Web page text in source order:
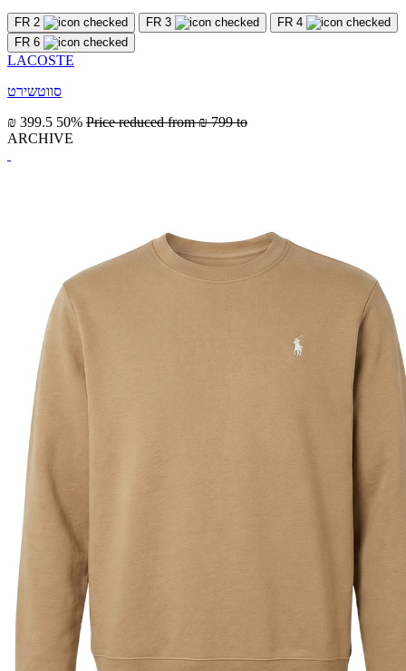
FR 2 FR 3
FR 4
FR 6
LACOSTE
סווטשירט
₪ 399.5 50% Price reduced from₪ 799 to
ARCHIVE